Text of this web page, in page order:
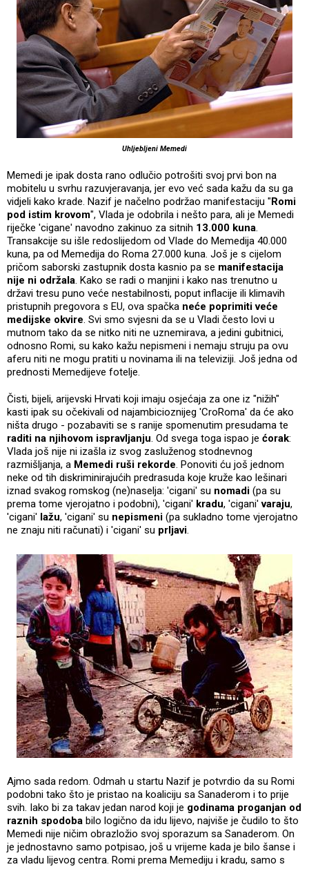
Uhljebljeni Memedi
Memedi je ipak dosta rano odlučio potrošiti svoj prvi bon na
mobitelu u svrhu razuvjeravanja, jer evo već sada kažu da su ga
vidjeli kako krade. Nazif je načelno podržao manifestaciju "Romi
pod istim krovom", Vlada je odobrila i nešto para, ali je Memedi
riječke 'cigane' navodno zakinuo za sitnih 13.000 kuna.
Transakcije su išle redoslijedom od Vlade do Memedija 40.000
kuna, pa od Memedija do Roma 27.000 kuna. Još je s cijelom
pričom saborski zastupnik dosta kasnio pa se manifestacija
nije ni održala. Kako se radi o manjini i kako nas trenutno u
državi tresu puno veće nestabilnosti, poput inflacije ili klimavih
pristupnih pregovora s EU, ova spačka neće poprimiti veće
medijske okvire. Svi smo svjesni da se u Vladi često lovi u
mutnom tako da se nitko niti ne uznemirava, a jedini gubitnici,
odnosno Romi, su kako kažu nepismeni i nemaju struju pa ovu
aferu niti ne mogu pratiti u novinama ili na televiziji. Još jedna od
prednosti Memedijeve fotelje.
Čisti, bijeli, arijevski Hrvati koji imaju osjećaja za one iz "nižih"
kasti ipak su očekivali od najambicioznijeg 'CroRoma' da će ako
ništa drugo - pozabaviti se s ranije spomenutim presudama te
raditi na njihovom ispravljanju. Od svega toga ispao je ćorak:
Vlada još nije ni izašla iz svog zasluženog stodnevnog
razmišljanja, a Memedi ruši rekorde. Ponoviti ću još jednom
neke od tih diskriminirajućih predrasuda koje kruže kao lešinari
iznad svakog romskog (ne)naselja: 'cigani' su nomadi (pa su
prema tome vjerojatno i podobni), 'cigani' kradu, 'cigani'varaju,
'cigani' lažu, 'cigani' su nepismeni (pa sukladno tome vjerojatno
ne znaju niti računati) i 'cigani' su prljavi.
Ajmo sada redom. Odmah u startu Nazif je potvrdio da su Romi
podobni tako što je pristao na koaliciju sa Sanaderom i to prije
svih. Iako bi za takav jedan narod koji je godinama proganjan od
raznih spodoba bilo logično da idu lijevo, najviše je čudilo to što
Memedi nije ničim obrazložio svoj sporazum sa Sanaderom. On
je jednostavno samo potpisao, još u vrijeme kada je bilo šanse i
za vladu lijevog centra. Romi prema Memediju i kradu, samo s